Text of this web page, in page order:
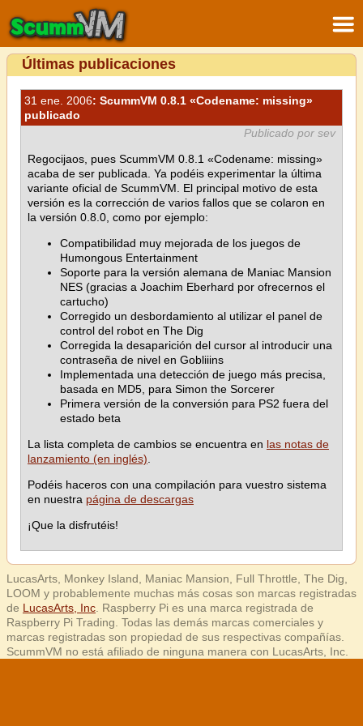
Últimas publicaciones
31 ene. 2006: ScummVM 0.8.1 «Codename: missing»
publicado
Publicado por sev
Regocijaos, pues ScummVM 0.8.1 «Codename: missing»
acaba de ser publicada. Ya podéis experimentar la última
variante oficial de ScummVM. El principal motivo de esta
versión es la corrección de varios fallos que se colaron en
la versión 0.8.0, como por ejemplo:
Compatibilidad muy mejorada de los juegos de
Humongous Entertainment
Soporte para la versión alemana de Maniac Mansion
NES (gracias a Joachim Eberhard por ofrecernos el
cartucho)
Corregido un desbordamiento al utilizar el panel de
control del robot en The Dig
Corregida la desaparición del cursor al introducir una
contraseña de nivel en Gobliiins
Implementada una detección de juego más precisa,
basada en MD5, para Simon the Sorcerer
Primera versión de la conversión para PS2 fuera del
estado beta
La lista completa de cambios se encuentra en las notas de
lanzamiento (en inglés)
Podéis haceros con una compilación para vuestro sistema
en nuestra página de descargas
¡Que la disfrutéis!
LucasArts, Monkey Island, Maniac Mansion, Full Throttle, The Dig,
LOOM y probablemente muchas más cosas son marcas registradas
de LucasArts, Inc . Raspberry Pi es una marca registrada de
Raspberry Pi Trading. Todas las demás marcas comerciales y
marcas registradas son propiedad de sus respectivas compañías.
ScummVM no está afiliado de ninguna manera con LucasArts, Inc.